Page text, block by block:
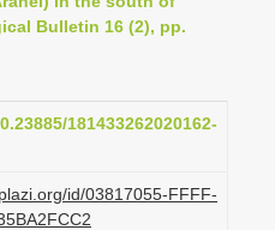
Bulletin 16 (2), pp.
181433262020162-
id/03817055-FFFF-